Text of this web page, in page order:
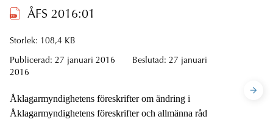
ÅFS 2016:01
Storlek: 108,4 KB
Publicerad: 27 januari 2016 Beslutad: 27 januari
2016
Åklagarmyndighetens föreskrifter om ändring i
Åklagarmyndighetens föreskrifter och allmänna råd